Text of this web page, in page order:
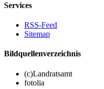
Services
RSS-Feed
Sitemap
Bildquellenverzeichnis
(c)Landratsamt
fotolia